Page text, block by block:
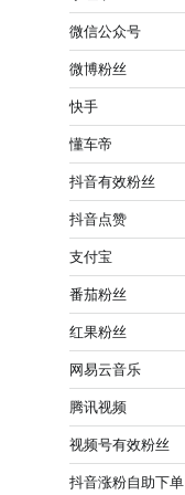
微信公众号
微博粉丝
快手
懂车帝
抖音有效粉丝
抖音点赞
支付宝
番茄粉丝
红果粉丝
网易云音乐
腾讯视频
视频号有效粉丝
抖音涨粉自助下单